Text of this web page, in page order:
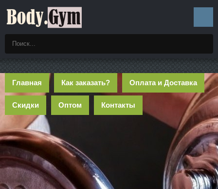
Главная Как заказать? Оплата и Доставка
Скидки Оптом Контакты